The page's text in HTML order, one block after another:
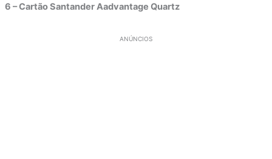
6 – Cartão Santander Aadvantage Quartz
ANÚNCIOS